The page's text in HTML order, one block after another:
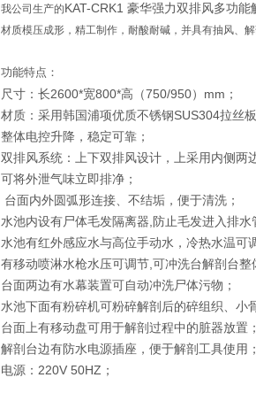
我公司生产的KAT-CRK1 豪华强力双排风多功
材质模压成形，精工制作，耐酸耐碱， 并具有抽风、
功能特点：
尺寸：长2600*宽800*高（750/950）mm；
材质：采用韩国浦项优质不锈钢SUS304拉丝
整体电控升降，稳定可靠；
双排风系统：上下双排风设计，上采用内侧
可将外泄气味立即排净；
台面内外圆弧形连接、不结垢，便于清洗；
水池内设有尸体毛发隔离器,防止毛发进入排水
水池有红外感应水与高位手动水，冷热水温可
有移动喷淋水枪水压可调节,可冲洗台解剖台整
台面两边有水幕装置可自动冲洗尸体污物；
水池下面有粉碎机可粉碎解剖后的碎组织、小
台面上有移动盘可用于解剖过程中的脏器放置；
解剖台边有防水电源插座，便于解剖工具使用；
电源：220V 50HZ；